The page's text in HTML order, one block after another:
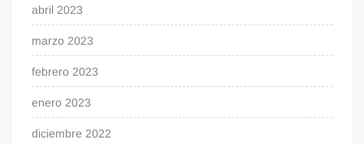
abril 2023
marzo 2023
febrero 2023
enero 2023
diciembre 2022